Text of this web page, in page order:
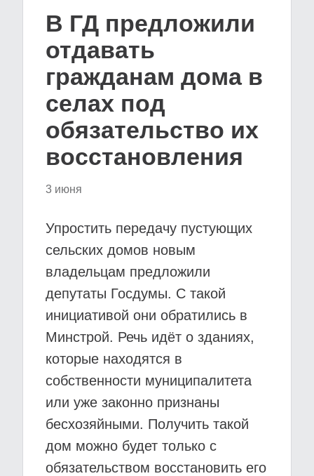
В ГД предложили
отдавать
гражданам дома в
селах под
обязательство их
восстановления
3 июня
Упростить передачу пустующих
сельских домов новым
владельцам предложили
депутаты Госдумы. С такой
инициативой они обратились в
Минстрой. Речь идёт о зданиях,
которые находятся в
собственности муниципалитета
или уже законно признаны
бесхозяйными. Получить такой
дом можно будет только с
обязательством восстановить его